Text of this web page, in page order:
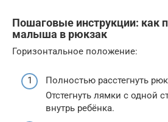
Пошаговые инструкции: как
малыша в рюкзак
Горизонтальное положение:
Полностью расстегнуть
Отстегнуть лямки с одной
внутрь ребёнка.